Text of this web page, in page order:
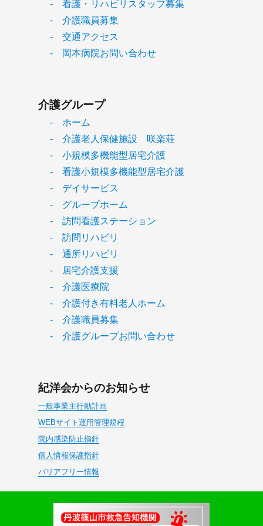
- 看護・リハビリスタッフ募集
- 介護職員募集
- 交通アクセス
- 岡本病院お問い合わせ
介護グループ
- ホーム
- 介護老人保健施設 咲楽荘
- 小規模多機能型居宅介護
- 看護小規模多機能型居宅介護
- デイサービス
- グループホーム
- 訪問看護ステーション
- 訪問リハビリ
- 通所リハビリ
- 居宅介護支援
- 介護医療院
- 介護付き有料老人ホーム
- 介護職員募集
- 介護グループお問い合わせ
紀洋会からのお知らせ
一般事業主行動計画
WEBサイト運用管理規程
院内感染防止指針
個人情報保護指針
バリアフリー情報